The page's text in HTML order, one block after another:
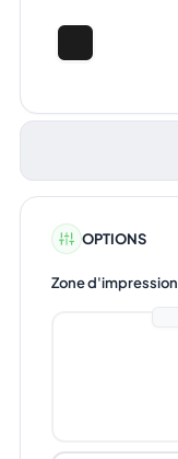
OPTIONS
Zone d'impression